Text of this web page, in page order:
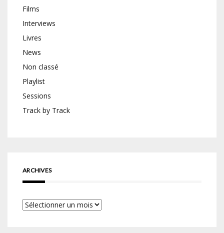
Films
Interviews
Livres
News
Non classé
Playlist
Sessions
Track by Track
ARCHIVES
Archives